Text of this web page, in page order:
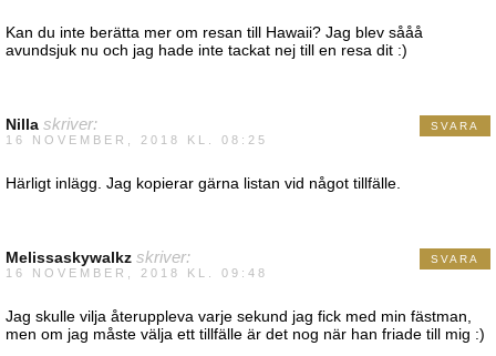
Kan du inte berätta mer om resan till Hawaii? Jag blev sååå
avundsjuk nu och jag hade inte tackat nej till en resa dit :)
Nilla skriver:
16 NOVEMBER, 2018 KL. 08:25
Härligt inlägg. Jag kopierar gärna listan vid något tillfälle.
SVARA
Melissaskywalkz skriver:
16 NOVEMBER, 2018 KL. 09:48
Jag skulle vilja återuppleva varje sekund jag fick med min fästman,
men om jag måste välja ett tillfälle är det nog när han friade till mig :)
SVARA